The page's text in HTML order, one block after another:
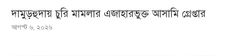
দামুড়হুদায় চুরি মামলার এজাহারভুক্ত আসামি গ্রেপ্তার
আগস্ট ৬, ২০২৬